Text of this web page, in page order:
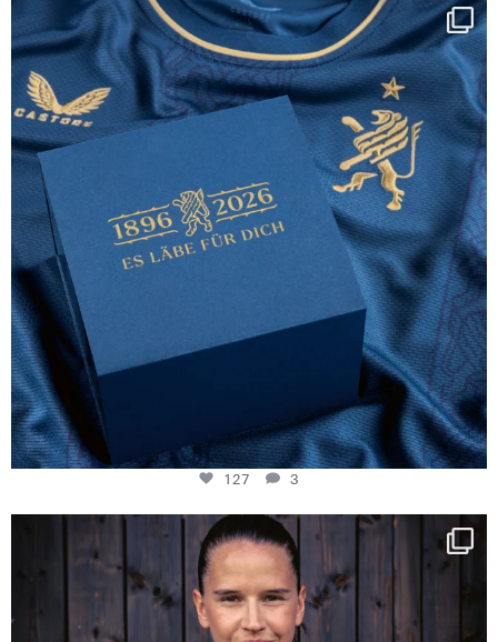
Happy Birthday FCZ
130 years filled ...
127
3
127 3
NIE USENAND GAH
Some anniversaries
295
5